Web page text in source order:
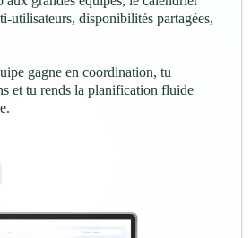
utilisateurs, disponibilités partagées,
gagne en coordination, tu
et tu rends la planification fluide